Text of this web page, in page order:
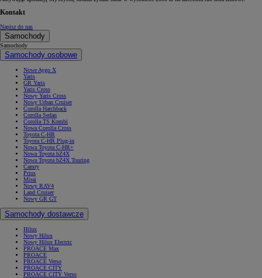
Kontakt
Napisz do nas
Samochody
Samochody
Samochody osobowe
Nowe Aygo X
Yaris
GR Yaris
Yaris Cross
Nowy Yaris Cross
Nowy Urban Cruiser
Corolla Hatchback
Corolla Sedan
Corolla TS Kombi
Nowa Corolla Cross
Toyota C-HR
Toyota C-HR Plug-in
Nowa Toyota C-HR+
Nowa Toyota bZ4X
Nowa Toyota bZ4X Touring
Camry
Prius
Mirai
Nowy RAV4
Land Cruiser
Nowy GR GT
Samochody dostawcze
Hilux
Nowy Hilux
Nowy Hilux Electric
PROACE Max
PROACE
PROACE Verso
PROACE CITY
PROACE CITY Verso